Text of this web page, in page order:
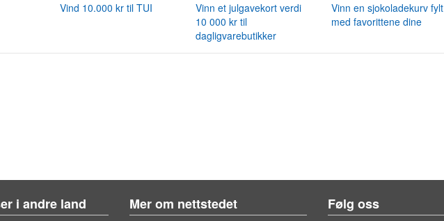
Vind 10.000 kr til TUI
Vinn et julgavekort verdi
10 000 kr til
dagligvarebutikker
Vinn en sjokoladekurv fylt
med favorittene dine
i andre land Mer om nettstedet Følg oss